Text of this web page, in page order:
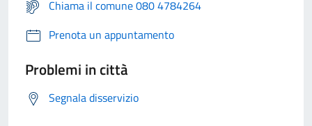
Chiama il comune 080 4784264
Prenota un appuntamento
Problemi in città
Segnala disservizio